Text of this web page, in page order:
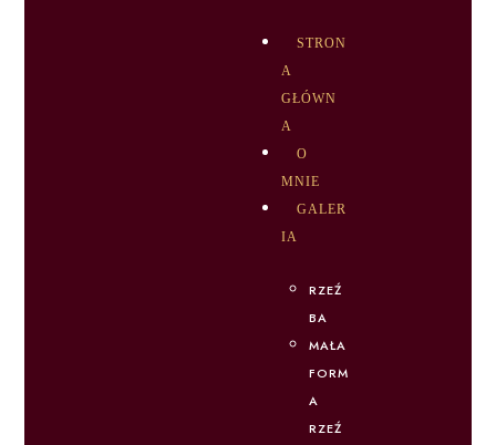
STRON
A
GŁÓWN
A
O
MNIE
GALER
IA
RZEŹ
BA
MAŁA
FORM
A
RZEŹ